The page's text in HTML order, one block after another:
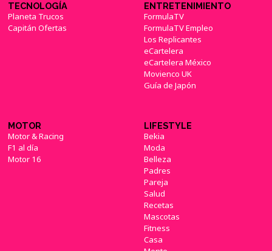
TECNOLOGÍA
Planeta Trucos
Capitán Ofertas
ENTRETENIMIENTO
FormulaTV
FormulaTV Empleo
Los Replicantes
eCartelera
eCartelera México
Movienco UK
Guía de Japón
MOTOR
Motor & Racing
F1 al día
Motor 16
LIFESTYLE
Bekia
Moda
Belleza
Padres
Pareja
Salud
Recetas
Mascotas
Fitness
Casa